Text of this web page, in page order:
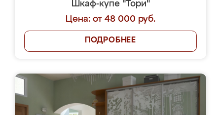
Шкаф-купе "Тори"
Цена: от 48 000 руб.
ПОДРОБНЕЕ